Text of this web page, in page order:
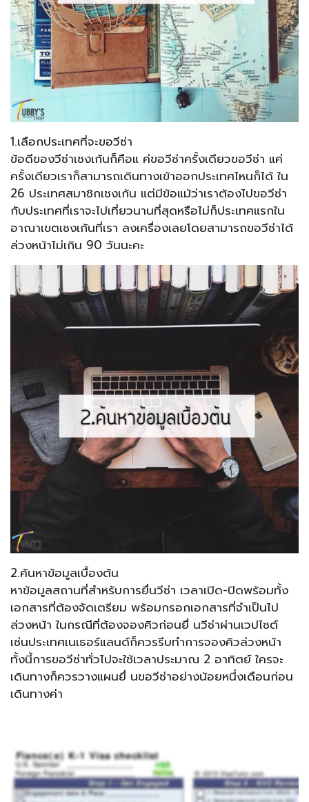
1.เลือกประเทศที่จะขอวีซ่า
ข้อดีของวีซ่าเชงเก้นก็คือแ ค่ขอวีซ่าครั้งเดียวขอวีซ่า แค่
ครั้งเดียวเราก็สามารถเดินทางเข้าออกประเทศไหนก็ได้ ใน
26 ประเทศสมาชิกเชงเก้น แต่มีข้อแม้ว่าเราต้องไปขอวีซ่า
กับประเทศที่เราจะไปเที่ยวนานที่สุดหรือไม่ก็ประเทศแรกใน
อาณาเขตเชงเก้นที่เรา ลงเครื่องเลยโดยสามารถขอวีซ่าได้
ล่วงหน้าไม่เกิน 90 วันนะคะ
2.ค้นหาข้อมูลเบื้องต้น
หาข้อมูลสถานที่สำหรับการยื่นวีซ่า เวลาเปิด-ปิดพร้อมทั้ง
เอกสารที่ต้องจัดเตรียม พร้อมกรอกเอกสารที่จำเป็นไป
ล่วงหน้า ในกรณีที่ต้องจองคิวก่อนยื่ นวีซ่าผ่านเวปไซต์
เช่นประเทศเนเธอร์แลนด์ก็ควรรีบทำการจองคิวล่วงหน้า
ทั้งนี้การขอวีซ่าทั่วไปจะใช้เวลาประมาณ 2 อาทิตย์ ใครจะ
เดินทางก็ควรวางแผนยื่ นขอวีซ่าอย่างน้อยหนึ่งเดือนก่อน
เดินทางค่า